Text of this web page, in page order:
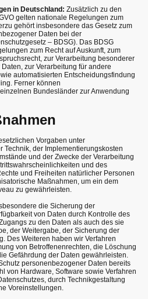
in Deutschland: Zusätzlich zu den
gelten nationale Regelungen zum
gehört insbesondere das Gesetz zum
Daten bei der
– BDSG). Das BDSG
zum Recht auf Auskunft, zum
zur Verarbeitung besonderer
zur Verarbeitung für andere
automatisierten Entscheidungsfindung
Ferner können
Bundesländer zur Anwendung
Vorgaben unter
Technik, der Implementierungskosten
und der Zwecke der Verarbeitung
und des
und Freiheiten natürlicher Personen
Maßnahmen, um ein dem
zu gewährleisten.
die Sicherung der
von Daten durch Kontrolle des
zu den Daten als auch des sie
der Weitergabe, der Sicherung der
Des Weiteren haben wir Verfahren
von Betroffenenrechten, die Löschung
Gefährdung der Daten gewährleisten.
personenbezogener Daten bereits
von Hardware, Software sowie Verfahren
durch Technikgestaltung
Voreinstellungen.